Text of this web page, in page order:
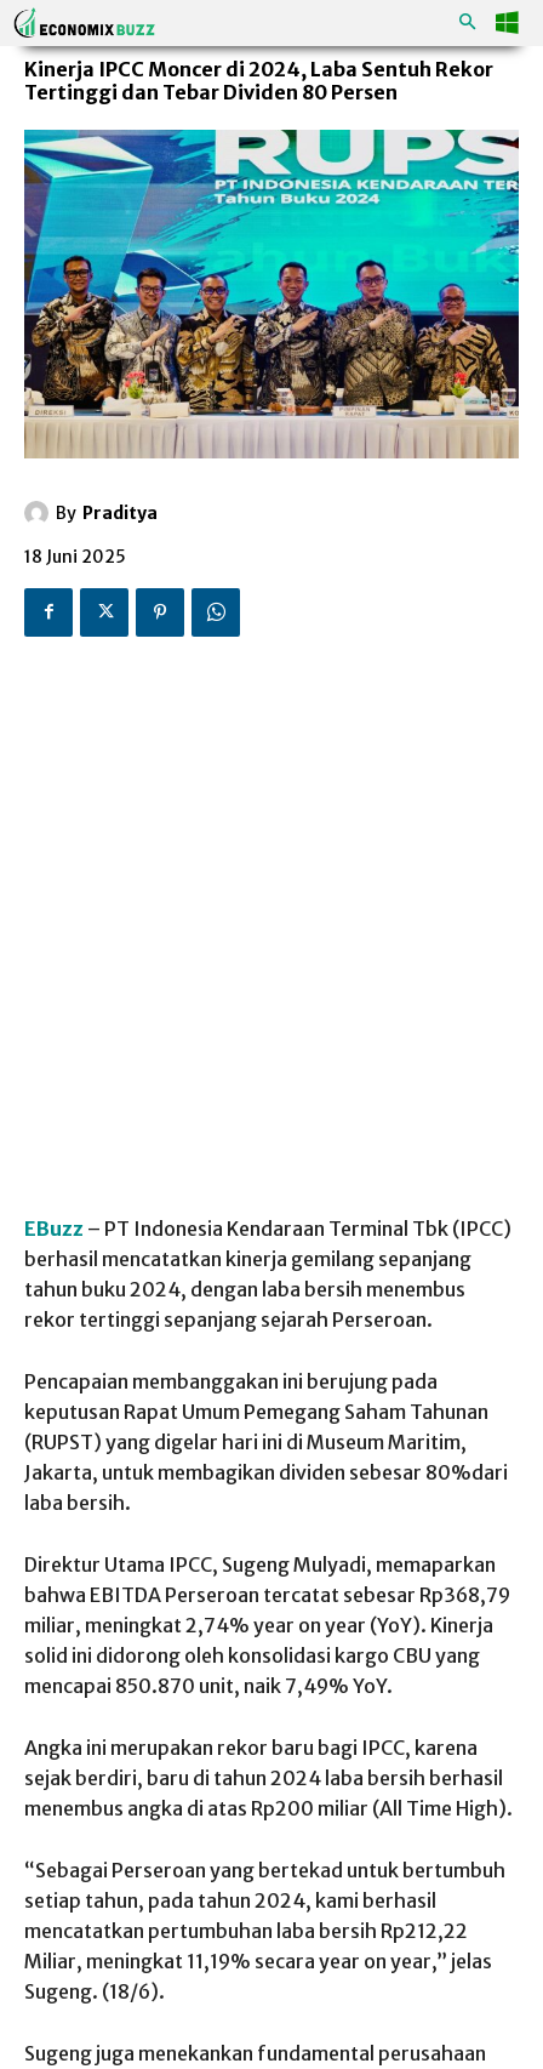
Kinerja IPCC Moncer di 2024, Laba Sentuh Rekor
Tertinggi dan Tebar Dividen 80 Persen
By Praditya
18 Juni 2025
EBuzz – PT Indonesia Kendaraan Terminal Tbk (IPCC)
berhasil mencatatkan kinerja gemilang sepanjang
tahun buku 2024, dengan laba bersih menembus
rekor tertinggi sepanjang sejarah Perseroan.
Pencapaian membanggakan ini berujung pada
keputusan Rapat Umum Pemegang Saham Tahunan
(RUPST) yang digelar hari ini di Museum Maritim,
Jakarta, untuk membagikan dividen sebesar 80%dari
laba bersih.
Direktur Utama IPCC, Sugeng Mulyadi, memaparkan
bahwa EBITDA Perseroan tercatat sebesar Rp368,79
miliar, meningkat 2,74% year on year (YoY). Kinerja
solid ini didorong oleh konsolidasi kargo CBU yang
mencapai 850.870 unit, naik 7,49% YoY.
Angka ini merupakan rekor baru bagi IPCC, karena
sejak berdiri, baru di tahun 2024 laba bersih berhasil
menembus angka di atas Rp200 miliar (All Time High).
“Sebagai Perseroan yang bertekad untuk bertumbuh
setiap tahun, pada tahun 2024, kami berhasil
mencatatkan pertumbuhan laba bersih Rp212,22
Miliar, meningkat 11,19% secara year on year,” jelas
Sugeng. (18/6).
Sugeng juga menekankan fundamental perusahaan